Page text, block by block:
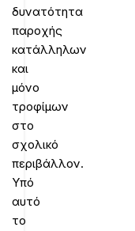
δυνατότητα
παροχής
κατάλληλων
και
μόνο
τροφίμων
στο
σχολικό
περιβάλλον.
Υπό
αυτό
το